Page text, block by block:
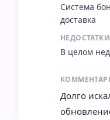
Система
доставка
В целом
Долго